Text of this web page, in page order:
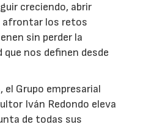
creciendo, abrir
afrontar los retos
sin perder la
que nos definen desde
el Grupo empresarial
Iván Redondo eleva
de todas sus